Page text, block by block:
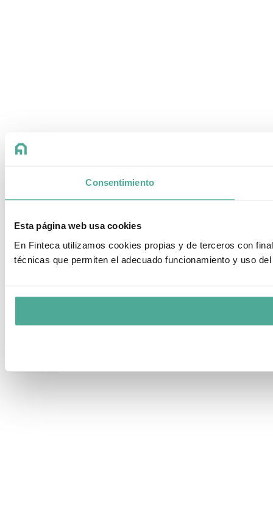
Consentimiento
Esta página web usa cookies
En Finteca utilizamos cookies propias y de terceros con
técnicas que permiten el adecuado funcionamiento y uso